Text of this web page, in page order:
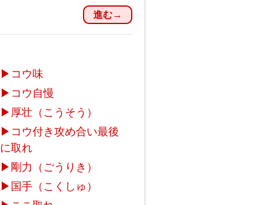
進む→
▶ コウ味
▶ コウ自慢
▶ 厚壮（こうそう）
▶ コウ付き攻め合い最後
に取れ
▶ 剛力（ごうりき）
▶ 国手（こくしゅ）